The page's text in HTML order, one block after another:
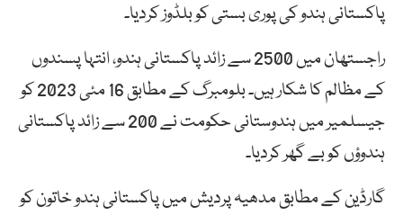
پاکستانی ہندو کی پوری بستی کو بلڈوز کردیا۔
راجستھان میں 2500 سے زائد پاکستانی ہندو، انتہا پسندوں
کے مظالم کا شکار ہیں۔ بلومبرگ کے مطابق 16 مئی 2023 کو
جیسلمیر میں ہندوستانی حکومت نے 200 سے زائد پاکستانی
ہندوؤں کو بے گھر کردیا۔
گارڈین کے مطابق مدھیہ پردیش میں پاکستانی ہندو خاتون کو